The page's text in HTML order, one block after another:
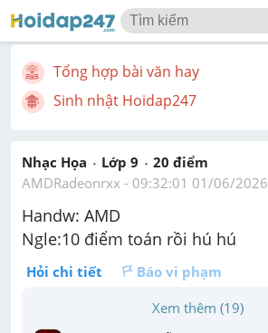
Tổng hợp bài văn hay
Sinh nhật Hoidap247
Nhạc Họa Lớp 9 20 điểm
AMDRadeonrxx - 09:32:01 01/06/2026
Handw: AMD
Ngle:10 điểm toán rồi hú hú
Hỏi chi tiết
Báo vi phạm
Xem thêm (19)